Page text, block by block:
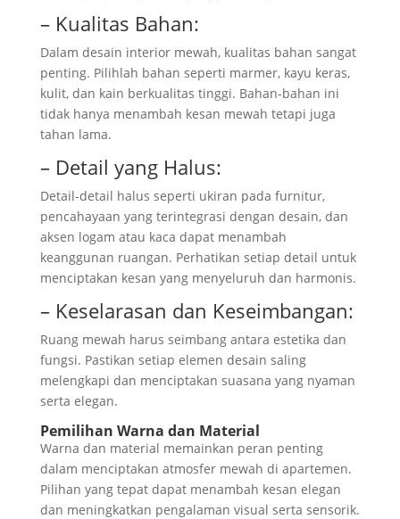
– Kualitas Bahan:
Dalam desain interior mewah, kualitas bahan sangat
penting. Pilihlah bahan seperti marmer, kayu keras,
kulit, dan kain berkualitas tinggi. Bahan-bahan ini
tidak hanya menambah kesan mewah tetapi juga
tahan lama.
– Detail yang Halus:
Detail-detail halus seperti ukiran pada furnitur,
pencahayaan yang terintegrasi dengan desain, dan
aksen logam atau kaca dapat menambah
keanggunan ruangan. Perhatikan setiap detail untuk
menciptakan kesan yang menyeluruh dan harmonis.
– Keselarasan dan Keseimbangan:
Ruang mewah harus seimbang antara estetika dan
fungsi. Pastikan setiap elemen desain saling
melengkapi dan menciptakan suasana yang nyaman
serta elegan.
Pemilihan Warna dan Material
Warna dan material memainkan peran penting
dalam menciptakan atmosfer mewah di apartemen.
Pilihan yang tepat dapat menambah kesan elegan
dan meningkatkan pengalaman visual serta sensorik.